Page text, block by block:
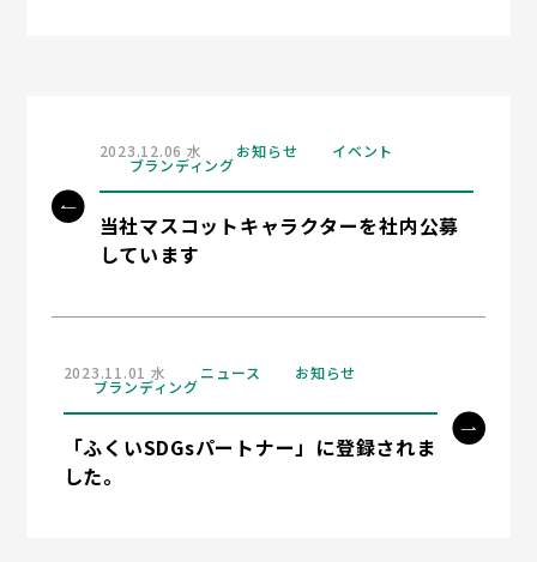
2023.12.06 水 お知らせ イベント
ブランディング
当社マスコットキャラクターを社内公募
しています
2023.11.01 水 ニュース お知らせ
ブランディング
「ふくいSDGsパートナー」に登録されま
した。